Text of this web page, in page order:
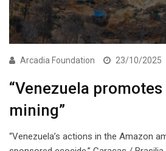
Arcadia Foundation 23/10/2025
“Venezuela
mining”
“Venezuela’s actions in the Amazon